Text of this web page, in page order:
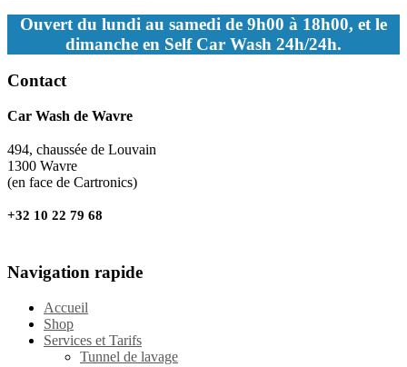
Ouvert du lundi au samedi de 9h00 à 18h00, et le
dimanche en Self Car Wash 24h/24h.
Contact
Car Wash de Wavre
494, chaussée de Louvain
1300 Wavre
(en face de Cartronics)
+32 10 22 79 68
Navigation rapide
Accueil
Shop
Services et Tarifs
Tunnel de lavage